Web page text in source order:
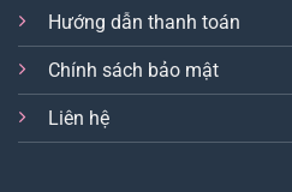
Hướng dẫn thanh toán
Chính sách bảo mật
Liên hệ